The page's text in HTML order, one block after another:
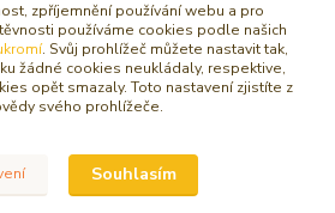
/ INTUICE
zpříjemnění používání webu a pro
používáme cookies podle našich
. Svůj prohlížeč můžete nastavit tak,
žádné cookies neukládaly, respektive,
opět smazaly. Toto nastavení zjistíte z
svého prohlížeče.
Souhlasím